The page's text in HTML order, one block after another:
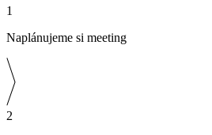
1
Naplánujeme si meeting
2